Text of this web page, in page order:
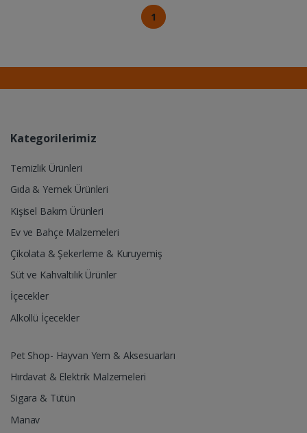
1
Kategorilerimiz
Temizlik Ürünleri
Gıda & Yemek Ürünleri
Kişisel Bakım Ürünleri
Ev ve Bahçe Malzemeleri
Çikolata & Şekerleme & Kuruyemiş
Süt ve Kahvaltılık Ürünler
İçecekler
Alkollü İçecekler
Pet Shop- Hayvan Yem & Aksesuarları
Hırdavat & Elektrik Malzemeleri
Sigara & Tütün
Manav